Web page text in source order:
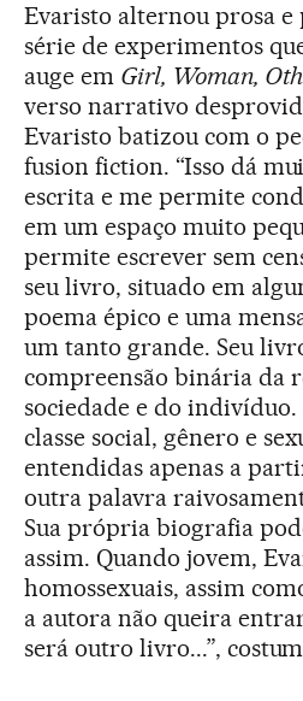
Evaristo alternou prosa e
série de experimentos
auge em Girl, Woman,
verso narrativo
Evaristo batizou com o
fusion fiction. “Isso dá
escrita e me permite
em um espaço muito
permite escrever sem
seu livro, situado em
poema épico e uma
um tanto grande. Seu
compreensão binária da
sociedade e do indivíduo.
classe social, gênero e
entendidas apenas a
outra palavra
Sua própria biografia
assim. Quando jovem,
homossexuais, assim
a autora não queira
será outro livro...”,